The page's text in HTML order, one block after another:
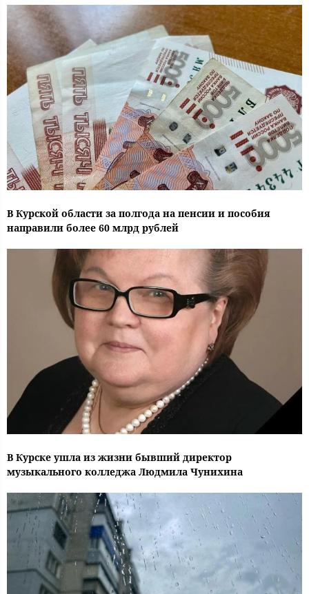
В Курской области за полгода на пенсии и пособия
направили более 60 млрд рублей
В Курске ушла из жизни бывший директор
музыкального колледжа Людмила Чунихина